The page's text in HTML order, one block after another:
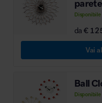
parete
Disponibile
da€
Vai
Ball
Disponibile